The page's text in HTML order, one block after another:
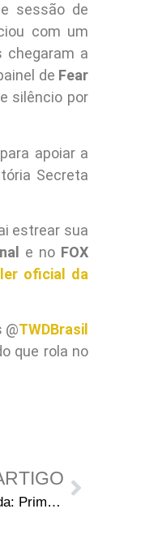
sessão de
com um
chegaram a
de Fear
silêncio por
apoiar a
Secreta
estrear sua
e no FOX
oficial da
@TWDBrasil
que rola no
The Walking Dead 8ª Temporada: Primeira prévia do episódio de estreia